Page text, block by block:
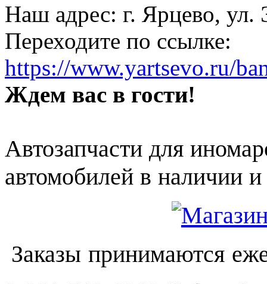
Наш адрес: г. Ярцево, ул.
Переходите по ссылке:
https://www.yartsevo.ru/
Ждем вас в гости!
Автозапчасти для
автомобилей в наличии и
Заказы принимаются